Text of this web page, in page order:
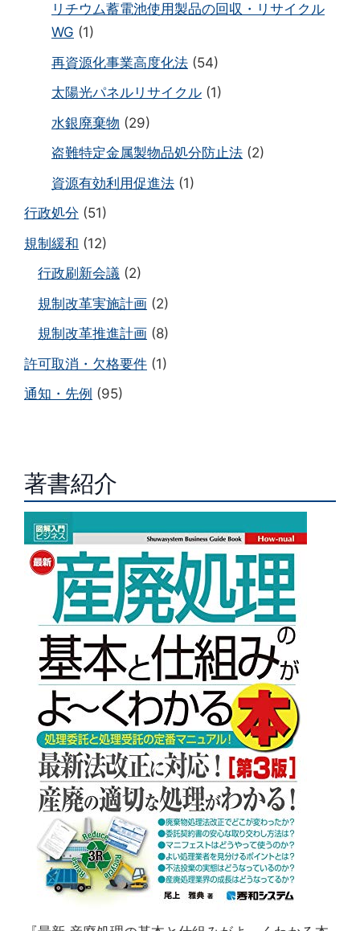
リチウム蓄電池使用製品の回収・リサイクル
WG (1)
再資源化事業高度化法 (54)
太陽光パネルリサイクル (1)
水銀廃棄物 (29)
盗難特定金属製物品処分防止法 (2)
資源有効利用促進法 (1)
行政処分 (51)
規制緩和 (12)
行政刷新会議 (2)
規制改革実施計画 (2)
規制改革推進計画 (8)
許可取消・欠格要件 (1)
通知・先例 (95)
著書紹介